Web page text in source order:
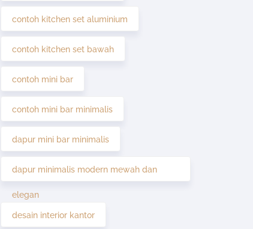
contoh kitchen set aluminium
contoh kitchen set bawah
contoh mini bar
contoh mini bar minimalis
dapur mini bar minimalis
dapur minimalis modern mewah dan
elegan
desain interior kantor